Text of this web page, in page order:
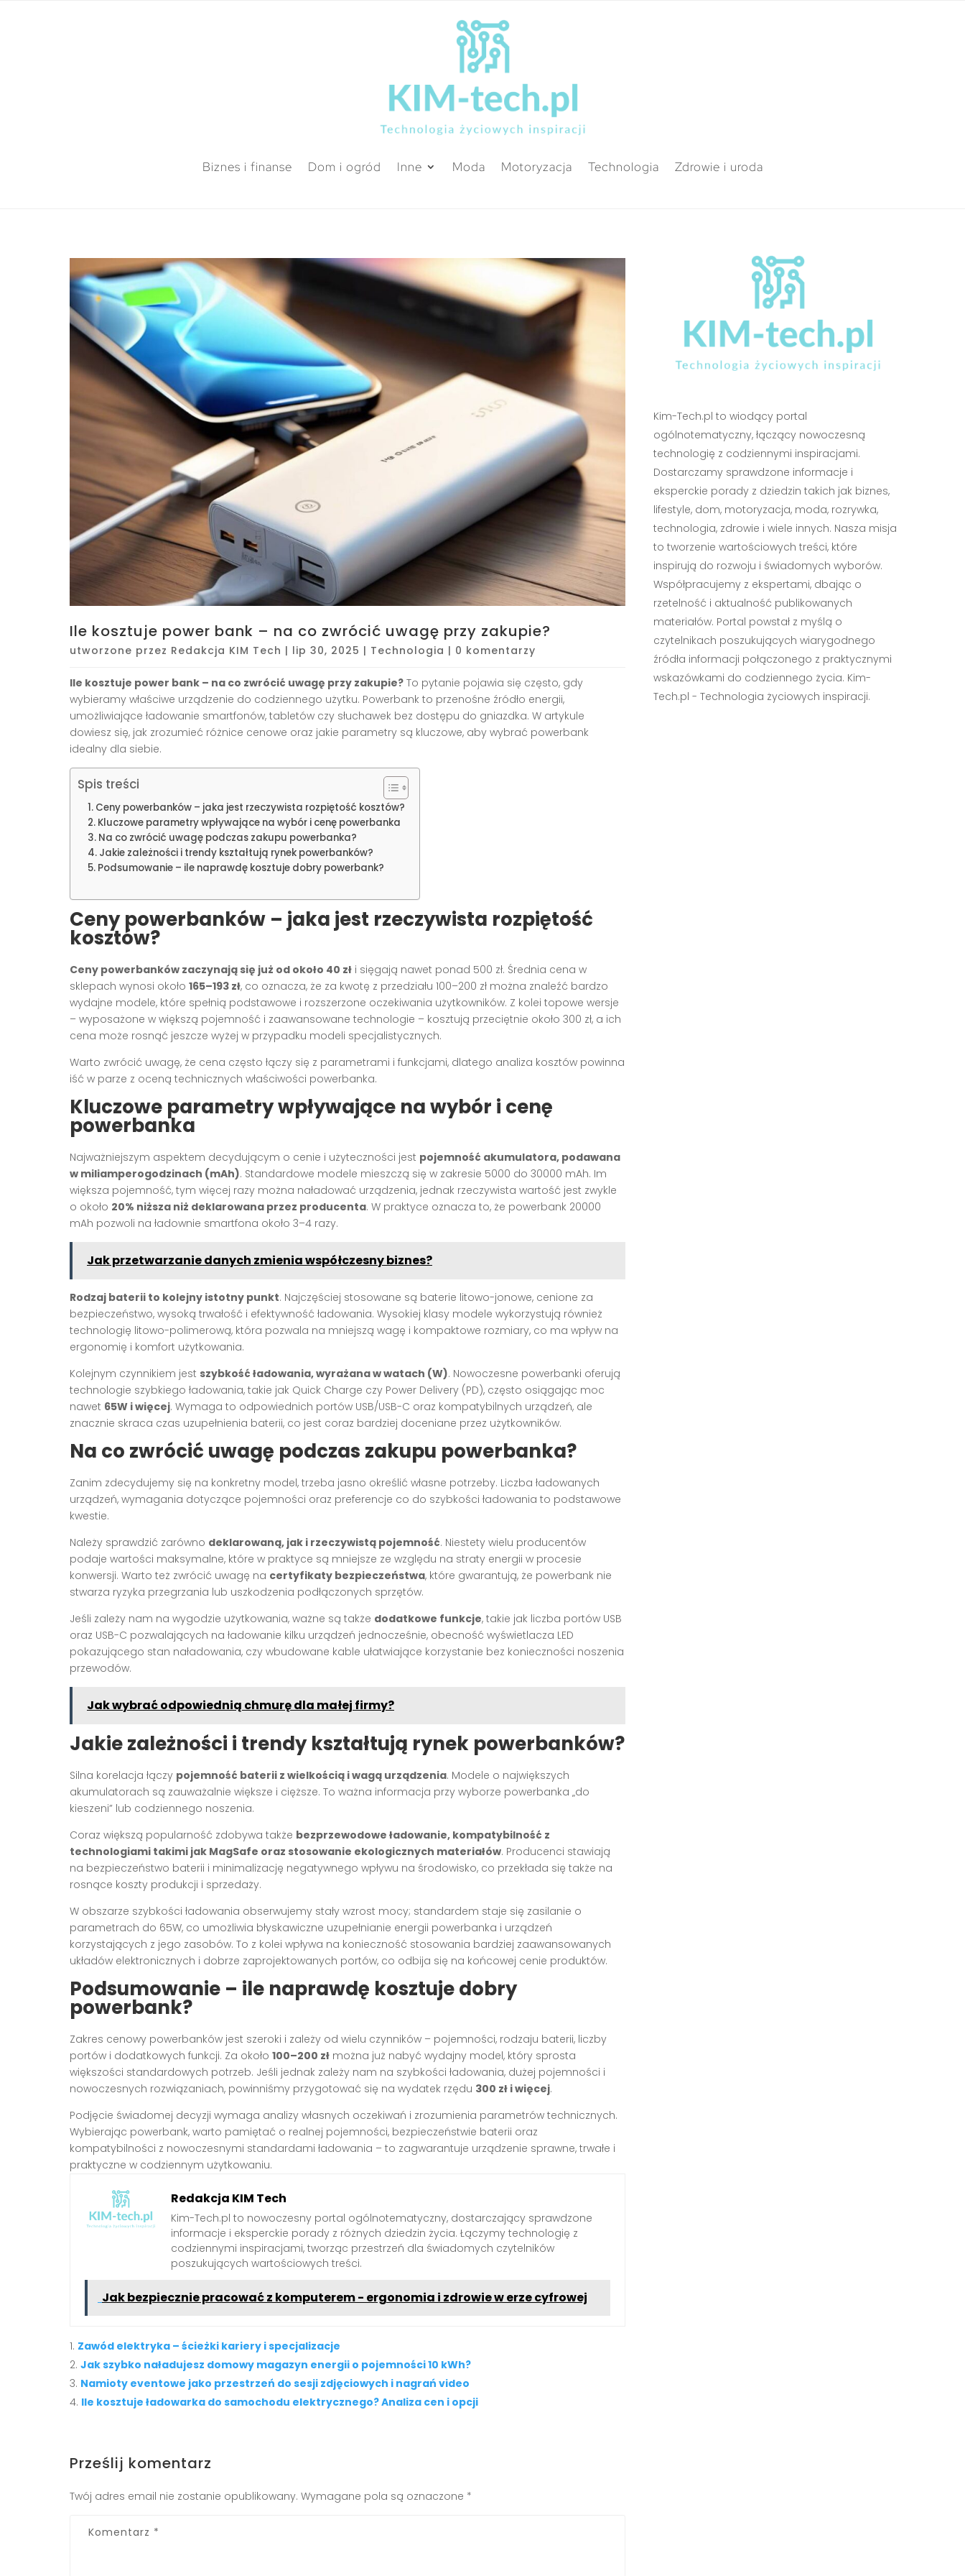
Biznes i finanse Dom i ogród Inne Moda Motoryzacja Technologia Zdrowie i uroda
Ile kosztuje power bank – na co zwrócić uwagę przy zakupie?
utworzone przez Redakcja KIM Tech | lip 30, 2025 | Technologia | 0 komentarzy
Ile kosztuje power bank – na co zwrócić uwagę przy zakupie? To pytanie pojawia się często, gdy
wybieramy właściwe urządzenie do codziennego użytku. Powerbank to przenośne źródło energii,
umożliwiające ładowanie smartfonów, tabletów czy słuchawek bez dostępu do gniazdka. W artykule
dowiesz się, jak zrozumieć różnice cenowe oraz jakie parametry są kluczowe, aby wybrać powerbank
idealny dla siebie.
Spis treści
Ceny powerbanków – jaka jest rzeczywista rozpiętość kosztów?
Kluczowe parametry wpływające na wybór i cenę powerbanka
Na co zwrócić uwagę podczas zakupu powerbanka?
Jakie zależności i trendy kształtują rynek powerbanków?
Podsumowanie – ile naprawdę kosztuje dobry powerbank?
Ceny powerbanków – jaka jest rzeczywista rozpiętość
kosztów?
Ceny powerbanków zaczynają się już od około 40 zł i sięgają nawet ponad 500 zł. Średnia cena w
sklepach wynosi około 165–193 zł, co oznacza, że za kwotę z przedziału 100–200 zł można znaleźć bardzo
wydajne modele, które spełnią podstawowe i rozszerzone oczekiwania użytkowników. Z kolei topowe wersje
– wyposażone w większą pojemność i zaawansowane technologie – kosztują przeciętnie około 300 zł, a ich
cena może rosnąć jeszcze wyżej w przypadku modeli specjalistycznych.
Warto zwrócić uwagę, że cena często łączy się z parametrami i funkcjami, dlatego analiza kosztów powinna
iść w parze z oceną technicznych właściwości powerbanka.
Kluczowe parametry wpływające na wybór i cenę
powerbanka
Najważniejszym aspektem decydującym o cenie i użyteczności jest pojemność akumulatora, podawana
w miliamperogodzinach (mAh). Standardowe modele mieszczą się w zakresie 5000 do 30000 mAh. Im
większa pojemność, tym więcej razy można naładować urządzenia, jednak rzeczywista wartość jest zwykle
o około 20% niższa niż deklarowana przez producenta. W praktyce oznacza to, że powerbank 20000
mAh pozwoli na ładownie smartfona około 3–4 razy.
Jak przetwarzanie danych zmienia współczesny biznes?
Rodzaj baterii to kolejny istotny punkt. Najczęściej stosowane są baterie litowo-jonowe, cenione za
bezpieczeństwo, wysoką trwałość i efektywność ładowania. Wysokiej klasy modele wykorzystują również
technologię litowo-polimerową, która pozwala na mniejszą wagę i kompaktowe rozmiary, co ma wpływ na
ergonomię i komfort użytkowania.
Kolejnym czynnikiem jest szybkość ładowania, wyrażana w watach (W). Nowoczesne powerbanki oferują
technologie szybkiego ładowania, takie jak Quick Charge czy Power Delivery (PD), często osiągając moc
nawet 65W i więcej. Wymaga to odpowiednich portów USB/USB-C oraz kompatybilnych urządzeń, ale
znacznie skraca czas uzupełnienia baterii, co jest coraz bardziej doceniane przez użytkowników.
Na co zwrócić uwagę podczas zakupu powerbanka?
Zanim zdecydujemy się na konkretny model, trzeba jasno określić własne potrzeby. Liczba ładowanych
urządzeń, wymagania dotyczące pojemności oraz preferencje co do szybkości ładowania to podstawowe
kwestie.
Należy sprawdzić zarówno deklarowaną, jak i rzeczywistą pojemność. Niestety wielu producentów
podaje wartości maksymalne, które w praktyce są mniejsze ze względu na straty energii w procesie
konwersji. Warto też zwrócić uwagę na certyfikaty bezpieczeństwa, które gwarantują, że powerbank nie
stwarza ryzyka przegrzania lub uszkodzenia podłączonych sprzętów.
Jeśli zależy nam na wygodzie użytkowania, ważne są także dodatkowe funkcje, takie jak liczba portów USB
oraz USB-C pozwalających na ładowanie kilku urządzeń jednocześnie, obecność wyświetlacza LED
pokazującego stan naładowania, czy wbudowane kable ułatwiające korzystanie bez konieczności noszenia
przewodów.
Jak wybrać odpowiednią chmurę dla małej firmy?
Jakie zależności i trendy kształtują rynek powerbanków?
Silna korelacja łączy pojemność baterii z wielkością i wagą urządzenia. Modele o największych
akumulatorach są zauważalnie większe i cięższe. To ważna informacja przy wyborze powerbanka „do
kieszeni” lub codziennego noszenia.
Coraz większą popularność zdobywa także bezprzewodowe ładowanie, kompatybilność z
technologiami takimi jak MagSafe oraz stosowanie ekologicznych materiałów. Producenci stawiają
na bezpieczeństwo baterii i minimalizację negatywnego wpływu na środowisko, co przekłada się także na
rosnące koszty produkcji i sprzedaży.
W obszarze szybkości ładowania obserwujemy stały wzrost mocy; standardem staje się zasilanie o
parametrach do 65W, co umożliwia błyskawiczne uzupełnianie energii powerbanka i urządzeń
korzystających z jego zasobów. To z kolei wpływa na konieczność stosowania bardziej zaawansowanych
układów elektronicznych i dobrze zaprojektowanych portów, co odbija się na końcowej cenie produktów.
Podsumowanie – ile naprawdę kosztuje dobry
powerbank?
Zakres cenowy powerbanków jest szeroki i zależy od wielu czynników – pojemności, rodzaju baterii, liczby
portów i dodatkowych funkcji. Za około 100–200 zł można już nabyć wydajny model, który sprosta
większości standardowych potrzeb. Jeśli jednak zależy nam na szybkości ładowania, dużej pojemności i
nowoczesnych rozwiązaniach, powinniśmy przygotować się na wydatek rzędu 300 zł i więcej.
Podjęcie świadomej decyzji wymaga analizy własnych oczekiwań i zrozumienia parametrów technicznych.
Wybierając powerbank, warto pamiętać o realnej pojemności, bezpieczeństwie baterii oraz
kompatybilności z nowoczesnymi standardami ładowania – to zagwarantuje urządzenie sprawne, trwałe i
praktyczne w codziennym użytkowaniu.
Redakcja KIM Tech
Kim-Tech.pl to nowoczesny portal ogólnotematyczny, dostarczający sprawdzone
informacje i eksperckie porady z różnych dziedzin życia. Łączymy technologię z
codziennymi inspiracjami, tworząc przestrzeń dla świadomych czytelników
poszukujących wartościowych treści.
Jak bezpiecznie pracować z komputerem - ergonomia i zdrowie w erze cyfrowej
Zawód elektryka – ścieżki kariery i specjalizacje
Jak szybko naładujesz domowy magazyn energii o pojemności 10 kWh?
Namioty eventowe jako przestrzeń do sesji zdjęciowych i nagrań video
Ile kosztuje ładowarka do samochodu elektrycznego? Analiza cen i opcji
Prześlij komentarz
Twój adres email nie zostanie opublikowany. Wymagane pola są oznaczone *
Kim-Tech.pl to wiodący portal
ogólnotematyczny, łączący nowoczesną
technologię z codziennymi inspiracjami.
Dostarczamy sprawdzone informacje i
eksperckie porady z dziedzin takich jak biznes,
lifestyle, dom, motoryzacja, moda, rozrywka,
technologia, zdrowie i wiele innych. Nasza misja
to tworzenie wartościowych treści, które
inspirują do rozwoju i świadomych wyborów.
Współpracujemy z ekspertami, dbając o
rzetelność i aktualność publikowanych
materiałów. Portal powstał z myślą o
czytelnikach poszukujących wiarygodnego
źródła informacji połączonego z praktycznymi
wskazówkami do codziennego życia. Kim-
Tech.pl - Technologia życiowych inspiracji.